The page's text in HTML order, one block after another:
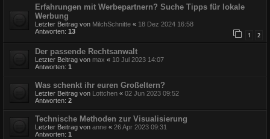
Erfahrungen mit Werbepartnern? Suche Tipps für lokale
Werbung
Letzter Beitrag von MilchSchnitte « 18 Dez 2024 16:58
Antworten: 13 1 2
Der passende Rechtsanwalt
Letzter Beitrag von max « 10 Jul 2023 14:07
Antworten: 1
Was schenkt ihr euren Großeltern?
Letzter Beitrag von Lottchen « 02 Jun 2023 09:52
Antworten: 2
Technische Methoden zur Visualisierung
Letzter Beitrag von anne « 26 Apr 2023 09:31
Antworten: 1